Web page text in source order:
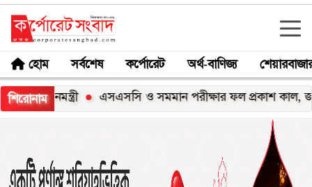
হোম সর্বশেষ কর্পোরেট অর্থ-বাণিজ্য
শিরোনাম এসএসসি ও সমমান পরীক্ষার ফল প্রকাশ কাল, জানবেন